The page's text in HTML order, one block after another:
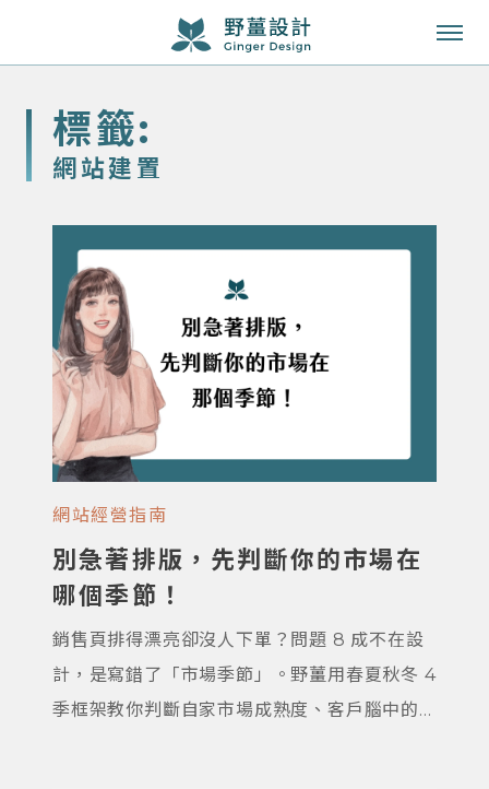
聯絡我們
標籤:
網站建置
網站經營指南
別急著排版，先判斷你的市場在
哪個季節！
銷售頁排得漂亮卻沒人下單？問題 8 成不在設
計，是寫錯了「市場季節」。野薑用春夏秋冬 4
季框架教你判斷自家市場成熟度、客戶腦中的